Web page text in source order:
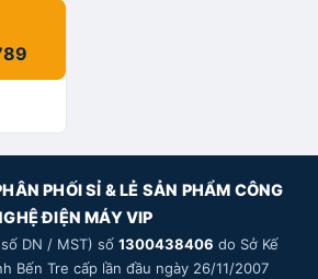
PHỐI SỈ & LẺ SẢN PHẨM CÔNG
ĐIỆN MÁY VIP
DN / MST) số 1300438406 do Sở Kế
Bến Tre cấp lần đầu ngày 26/11/2007